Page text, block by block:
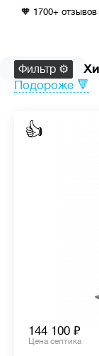
🧡 1700+ отзывов
Фильтр ⚙
Подороже 🔻
👍
144 100
Цена септика